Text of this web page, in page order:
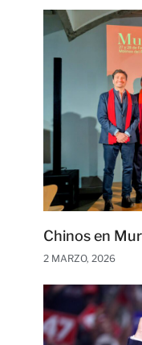
Chinos en
2 MARZO, 2026